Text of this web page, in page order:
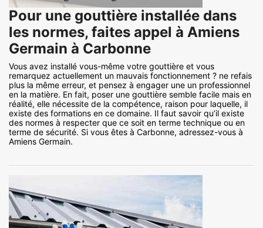
Pour une gouttière installée dans
les normes, faites appel à Amiens
Germain à Carbonne
Vous avez installé vous-même votre gouttière et vous
remarquez actuellement un mauvais fonctionnement ? ne refais
plus la même erreur, et pensez à engager une un professionnel
en la matière. En fait, poser une gouttière semble facile mais en
réalité, elle nécessite de la compétence, raison pour laquelle, il
existe des formations en ce domaine. Il faut savoir qu’il existe
des normes à respecter que ce soit en terme technique ou en
terme de sécurité. Si vous êtes à Carbonne, adressez-vous à
Amiens Germain.